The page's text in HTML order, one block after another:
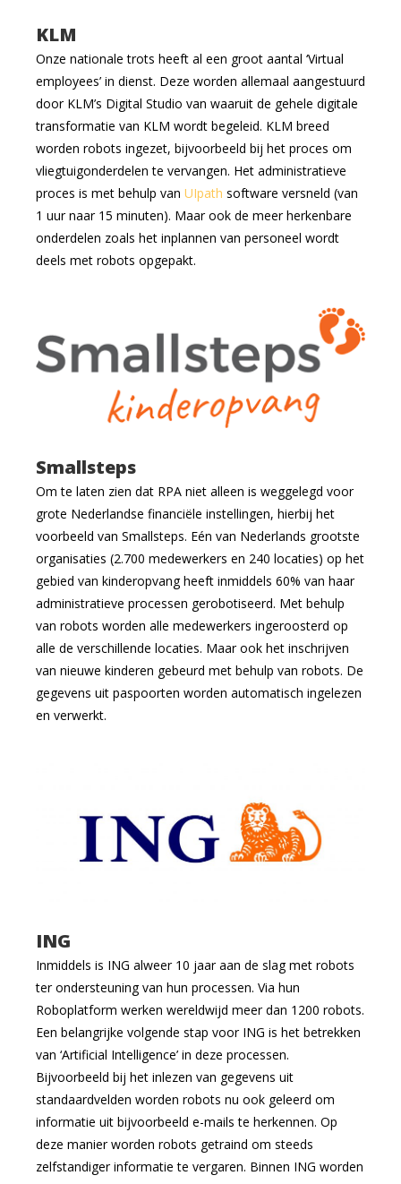
KLM
Onze nationale trots heeft al een groot aantal ‘Virtual
employees’ in dienst. Deze worden allemaal aangestuurd
door KLM’s Digital Studio van waaruit de gehele digitale
transformatie van KLM wordt begeleid. KLM breed
worden robots ingezet, bijvoorbeeld bij het proces om
vliegtuigonderdelen te vervangen. Het administratieve
proces is met behulp van UIpath software versneld (van
1 uur naar 15 minuten). Maar ook de meer herkenbare
onderdelen zoals het inplannen van personeel wordt
deels met robots opgepakt.
Smallsteps
Om te laten zien dat RPA niet alleen is weggelegd voor
grote Nederlandse financiële instellingen, hierbij het
voorbeeld van Smallsteps. Eén van Nederlands grootste
organisaties (2.700 medewerkers en 240 locaties) op het
gebied van kinderopvang heeft inmiddels 60% van haar
administratieve processen gerobotiseerd. Met behulp
van robots worden alle medewerkers ingeroosterd op
alle de verschillende locaties. Maar ook het inschrijven
van nieuwe kinderen gebeurd met behulp van robots. De
gegevens uit paspoorten worden automatisch ingelezen
en verwerkt.
ING
Inmiddels is ING alweer 10 jaar aan de slag met robots
ter ondersteuning van hun processen. Via hun
Roboplatform werken wereldwijd meer dan 1200 robots.
Een belangrijke volgende stap voor ING is het betrekken
van ‘Artificial Intelligence’ in deze processen.
Bijvoorbeeld bij het inlezen van gegevens uit
standaardvelden worden robots nu ook geleerd om
informatie uit bijvoorbeeld e-mails te herkennen. Op
deze manier worden robots getraind om steeds
zelfstandiger informatie te vergaren. Binnen ING worden